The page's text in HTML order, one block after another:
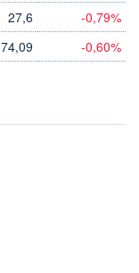
27,6 -0,79%
74,09 -0,60%